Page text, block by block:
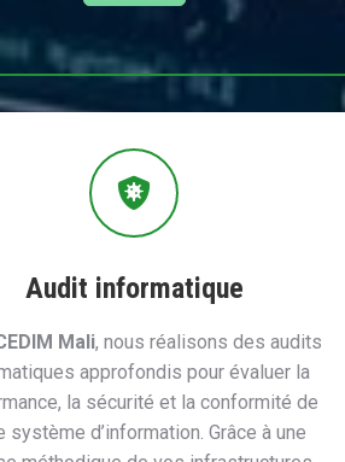
Audit informatique
Mali, nous réalisons des audits
approfondis pour évaluer la
la sécurité et la conformité de
système d’information. Grâce à une